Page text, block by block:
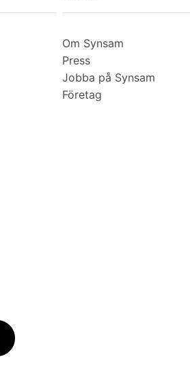
Om Synsam
Press
Jobba på Synsam
Företag